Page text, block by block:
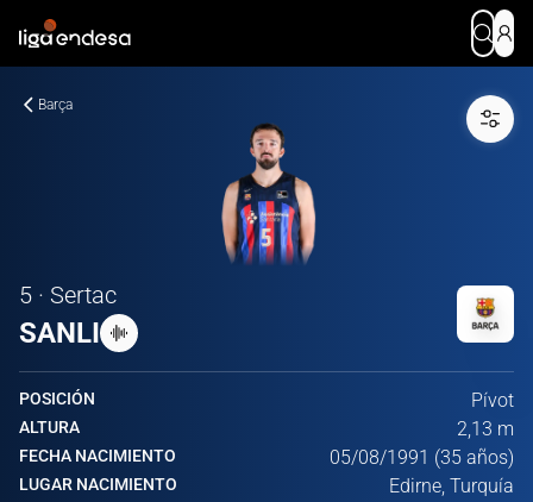
Barça
5 · Sertac
SANLI
POSICIÓN Pívot
ALTURA 2,13 m
FECHA NACIMIENTO 05/08/1991 (35 años)
LUGAR NACIMIENTO Edirne, Turquía